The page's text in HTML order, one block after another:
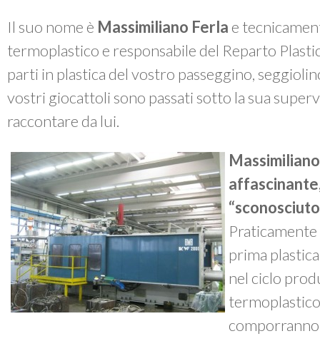
Il suo nome è Massimiliano Ferla e
termoplastico e responsabile del Reparto
parti in plastica del vostro passeggino,
vostri giocattoli sono passati sotto la sua
raccontare da lui.
prima
nel ciclo